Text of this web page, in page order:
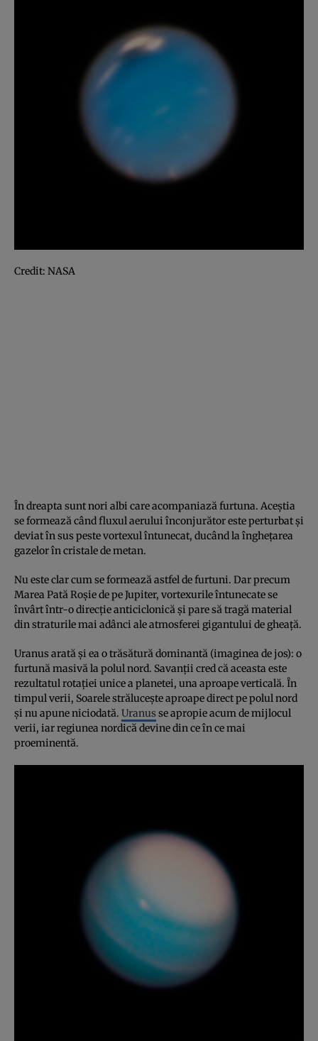
Credit: NASA
În dreapta sunt nori albi care acompaniază furtuna. Aceştia
se formează când fluxul aerului înconjurător este perturbat şi
deviat în sus peste vortexul întunecat, ducând la îngheţarea
gazelor în cristale de metan.
Nu este clar cum se formează astfel de furtuni. Dar precum
Marea Pată Roşie de pe Jupiter, vortexurile întunecate se
învârt într-o direcţie anticiclonică şi pare să tragă material
din straturile mai adânci ale atmosferei gigantului de gheaţă.
Uranus arată şi ea o trăsătură dominantă (imaginea de jos): o
furtună masivă la polul nord. Savanţii cred că aceasta este
rezultatul rotaţiei unice a planetei, una aproape verticală. În
timpul verii, Soarele străluceşte aproape direct pe polul nord
şi nu apune niciodată. Uranus se apropie acum de mijlocul
verii, iar regiunea nordică devine din ce în ce mai
proeminentă.